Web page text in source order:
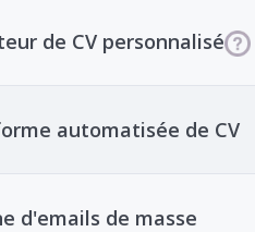
de CV personnalisé
automatisée de CV
d'emails de masse